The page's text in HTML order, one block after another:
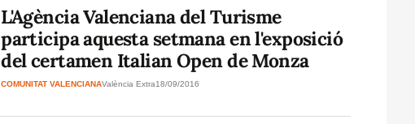
L'Agència Valenciana del Turisme
participa aquesta setmana en l'exposició
del certamen Italian Open de Monza
COMUNITAT VALENCIANAValència Extra18/09/2016